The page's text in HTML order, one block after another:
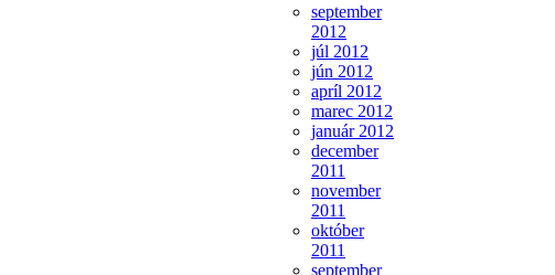
september
2012
júl 2012
jún 2012
apríl 2012
marec 2012
január 2012
december
2011
november
2011
október
2011
september